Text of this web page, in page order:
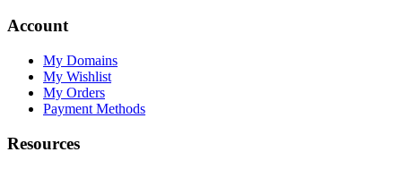
Account
My Domains
My Wishlist
My Orders
Payment Methods
Resources